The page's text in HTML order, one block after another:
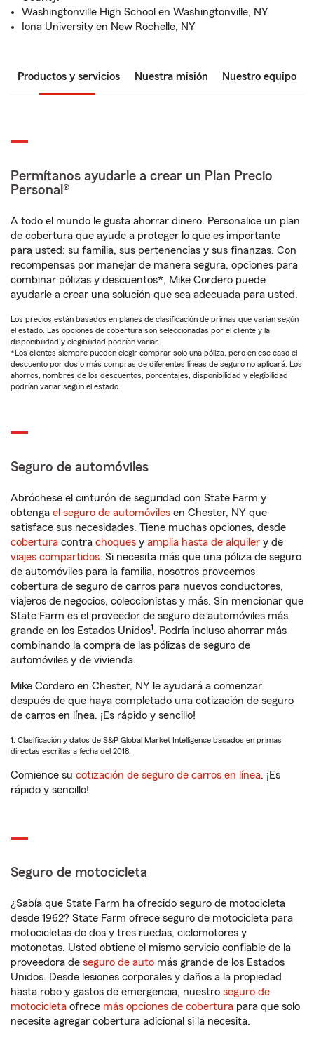
Washingtonville High School en Washingtonville, NY
Iona University en New Rochelle, NY
Productos y servicios Nuestra misión Nuestro equipo
Permítanos ayudarle a crear un Plan Precio
Personal®
A todo el mundo le gusta ahorrar dinero. Personalice un plan
de cobertura que ayude a proteger lo que es importante
para usted: su familia, sus pertenencias y sus finanzas. Con
recompensas por manejar de manera segura, opciones para
combinar pólizas y descuentos*, Mike Cordero puede
ayudarle a crear una solución que sea adecuada para usted.
Los precios están basados en planes de clasificación de primas que varían según
el estado. Las opciones de cobertura son seleccionadas por el cliente y la
disponibilidad y elegibilidad podrían variar.
*Los clientes siempre pueden elegir comprar solo una póliza, pero en ese caso el
descuento por dos o más compras de diferentes líneas de seguro no aplicará. Los
ahorros, nombres de los descuentos, porcentajes, disponibilidad y elegibilidad
podrían variar según el estado.
Seguro de automóviles
Abróchese el cinturón de seguridad con State Farm y
obtenga el seguro de automóviles en Chester, NY que
satisface sus necesidades. Tiene muchas opciones, desde
cobertura contra choques y amplia hasta de alquiler y de
viajes compartidos. Si necesita más que una póliza de seguro
de automóviles para la familia, nosotros proveemos
cobertura de seguro de carros para nuevos conductores,
viajeros de negocios, coleccionistas y más. Sin mencionar que
State Farm es el proveedor de seguro de automóviles más
grande en los Estados Unidos1. Podría incluso ahorrar más
combinando la compra de las pólizas de seguro de
automóviles y de vivienda.
Mike Cordero en Chester, NY le ayudará a comenzar
después de que haya completado una cotización de seguro
de carros en línea. ¡Es rápido y sencillo!
1. Clasificación y datos de S&P Global Market Intelligence basados en primas
directas escritas a fecha del 2018.
Comience su cotización de seguro de carros en línea. ¡Es
rápido y sencillo!
Seguro de motocicleta
¿Sabía que State Farm ha ofrecido seguro de motocicleta
desde 1962? State Farm ofrece seguro de motocicleta para
motocicletas de dos y tres ruedas, ciclomotores y
motonetas. Usted obtiene el mismo servicio confiable de la
proveedora de seguro de auto más grande de los Estados
Unidos. Desde lesiones corporales y daños a la propiedad
hasta robo y gastos de emergencia, nuestro seguro de
motocicleta ofrece más opciones de cobertura para que solo
necesite agregar cobertura adicional si la necesita.